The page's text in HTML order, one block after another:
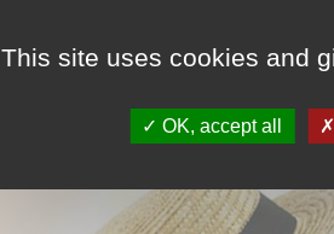
This site uses cookies and
OK, accept all